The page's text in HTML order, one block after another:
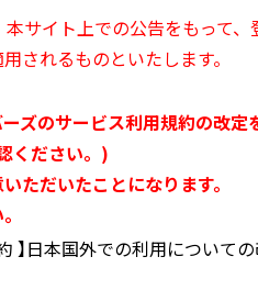
サイト上での公告をもって
されるものといたします。
ズのサービス利用規約の改定
ください。)
ただいたことになります。
】日本国外での利用について